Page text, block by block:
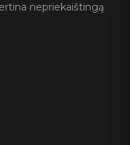
nepriekaištingą